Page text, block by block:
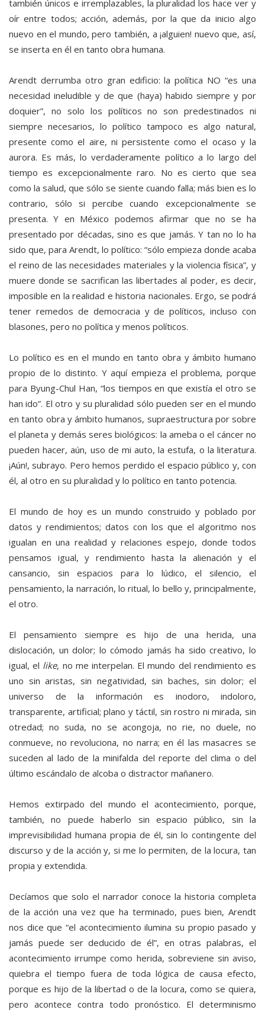
también únicos e irremplazables, la pluralidad los hace ver y
oír entre todos; acción, además, por la que da inicio algo
nuevo en el mundo, pero también, a ¡alguien! nuevo que, así,
se inserta en él en tanto obra humana.
Arendt derrumba otro gran edificio: la política NO “es una
necesidad ineludible y de que (haya) habido siempre y por
doquier”, no solo los políticos no son predestinados ni
siempre necesarios, lo político tampoco es algo natural,
presente como el aire, ni persistente como el ocaso y la
aurora. Es más, lo verdaderamente político a lo largo del
tiempo es excepcionalmente raro. No es cierto que sea
como la salud, que sólo se siente cuando falla; más bien es lo
contrario, sólo si percibe cuando excepcionalmente se
presenta. Y en México podemos afirmar que no se ha
presentado por décadas, sino es que jamás. Y tan no lo ha
sido que, para Arendt, lo político: “sólo empieza donde acaba
el reino de las necesidades materiales y la violencia física”, y
muere donde se sacrifican las libertades al poder, es decir,
imposible en la realidad e historia nacionales. Ergo, se podrá
tener remedos de democracia y de políticos, incluso con
blasones, pero no política y menos políticos.
Lo político es en el mundo en tanto obra y ámbito humano
propio de lo distinto. Y aquí empieza el problema, porque
para Byung-Chul Han, “los tiempos en que existía el otro se
han ido”. El otro y su pluralidad sólo pueden ser en el mundo
en tanto obra y ámbito humanos, supraestructura por sobre
el planeta y demás seres biológicos: la ameba o el cáncer no
pueden hacer, aún, uso de mi auto, la estufa, o la literatura.
¡Aún!, subrayo. Pero hemos perdido el espacio público y, con
él, al otro en su pluralidad y lo político en tanto potencia.
El mundo de hoy es un mundo construido y poblado por
datos y rendimientos; datos con los que el algoritmo nos
igualan en una realidad y relaciones espejo, donde todos
pensamos igual, y rendimiento hasta la alienación y el
cansancio, sin espacios para lo lúdico, el silencio, el
pensamiento, la narración, lo ritual, lo bello y, principalmente,
el otro.
El pensamiento siempre es hijo de una herida, una
dislocación, un dolor; lo cómodo jamás ha sido creativo, lo
igual, el like, no me interpelan. El mundo del rendimiento es
uno sin aristas, sin negatividad, sin baches, sin dolor; el
universo de la información es inodoro, indoloro,
transparente, artificial; plano y táctil, sin rostro ni mirada, sin
otredad; no suda, no se acongoja, no rie, no duele, no
conmueve, no revoluciona, no narra; en él las masacres se
suceden al lado de la minifalda del reporte del clima o del
último escándalo de alcoba o distractor mañanero.
Hemos extirpado del mundo el acontecimiento, porque,
también, no puede haberlo sin espacio público, sin la
imprevisibilidad humana propia de él, sin lo contingente del
discurso y de la acción y, si me lo permiten, de la locura, tan
propia y extendida.
Decíamos que solo el narrador conoce la historia completa
de la acción una vez que ha terminado, pues bien, Arendt
nos dice que “el acontecimiento ilumina su propio pasado y
jamás puede ser deducido de él”, en otras palabras, el
acontecimiento irrumpe como herida, sobreviene sin aviso,
quiebra el tiempo fuera de toda lógica de causa efecto,
porque es hijo de la libertad o de la locura, como se quiera,
pero acontece contra todo pronóstico. El determinismo